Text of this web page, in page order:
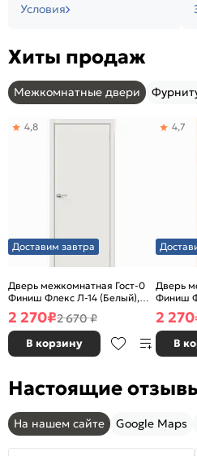
Условия
Хиты продаж
Межкомнатные двери
Доставим завтра
Дверь межкомнатная Гост-0
Финиш Флекс Л-14 (Белый),
глухая, каркасно-щитовая
4,8
2 270₽2 670 ₽
В корзину
Дверь
Финиш
щитовая
4,7
2 270
В
Настоящие
На нашем сайте Google Maps